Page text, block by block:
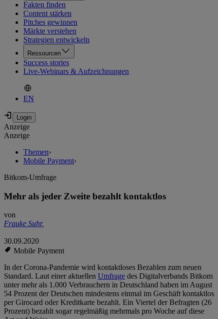
Fakten finden
Content stärken
Pitches gewinnen
Märkte verstehen
Strategien entwickeln
Ressourcen
Success stories
Live-Webinars & Aufzeichnungen
EN
Anzeige
Anzeige
Themen›
Mobile Payment›
Bitkom-Umfrage
Mehr als jeder Zweite bezahlt kontaktlos
von
Frauke Suhr,
30.09.2020
Mobile Payment
In der Corona-Pandemie wird kontaktloses Bezahlen zum neuen
Standard. Laut einer aktuellen Umfrage des Digitalverbands Bitkom
unter mehr als 1.000 Verbrauchern in Deutschland haben im August
54 Prozent der Deutschen mindestens einmal im Geschäft kontaktlos
per Girocard oder Kreditkarte bezahlt. Ein Viertel der Befragten (26
Prozent) bezahlt sogar regelmäßig mehrmals pro Woche auf diese